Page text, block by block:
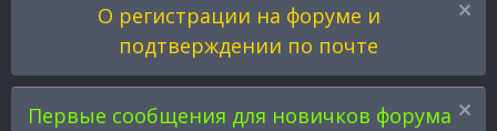
О регистрации на форуме и
подтверждении по почте
Первые сообщения для новичков форума